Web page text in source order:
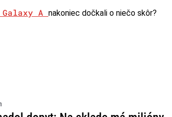
A nakoniec dočkali o niečo skôr?